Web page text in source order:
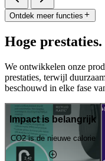
Ontdek meer functies
Hoge
We ontwikkelen onze
prestaties, terwijl
beschouwd in elke fase
Impact is belangrijk
CO2 is de nieuwe calorie